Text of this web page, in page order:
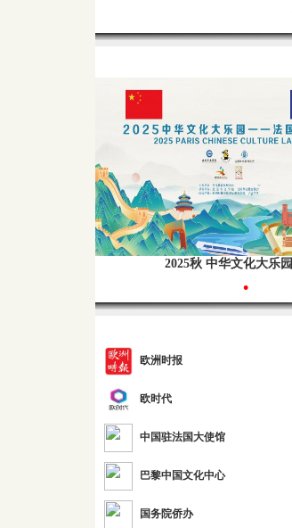
2025秋 中华文化大乐园
•
欧洲时报
欧时代
中国驻法国大使馆
巴黎中国文化中心
国务院侨办